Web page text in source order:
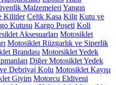
Malzemeleri Yangın
Kilitler Çelik Kasa Kilit Kutu ve
Kutusu Kargo Poşeti Koli
Aksesuarları Motosiklet
Motosiklet Rüzgarlık ve Siperlik
Brandası Motorsiklet Yedek
Diğer Motosiklet Yedek
Debriyaj Kolu Motosiklet Kayışı
Giyim Motorcu Eldiveni